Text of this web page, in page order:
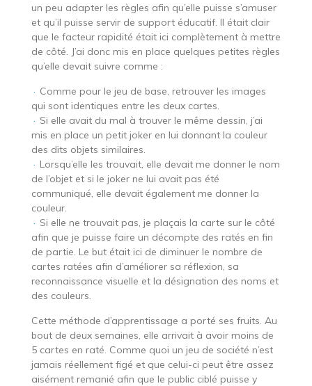
un peu adapter les règles afin qu’elle puisse s’amuser
et qu’il puisse servir de support éducatif. Il était clair
que le facteur rapidité était ici complètement à mettre
de côté. J’ai donc mis en place quelques petites règles
qu’elle devait suivre comme :
· Comme pour le jeu de base, retrouver les images
qui sont identiques entre les deux cartes.
· Si elle avait du mal à trouver le même dessin, j’ai
mis en place un petit joker en lui donnant la couleur
des dits objets similaires.
· Lorsqu’elle les trouvait, elle devait me donner le nom
de l’objet et si le joker ne lui avait pas été
communiqué, elle devait également me donner la
couleur.
· Si elle ne trouvait pas, je plaçais la carte sur le côté
afin que je puisse faire un décompte des ratés en fin
de partie. Le but était ici de diminuer le nombre de
cartes ratées afin d’améliorer sa réflexion, sa
reconnaissance visuelle et la désignation des noms et
des couleurs.
Cette méthode d’apprentissage a porté ses fruits. Au
bout de deux semaines, elle arrivait à avoir moins de
5 cartes en raté. Comme quoi un jeu de société n’est
jamais réellement figé et que celui-ci peut être assez
aisément remanié afin que le public ciblé puisse y